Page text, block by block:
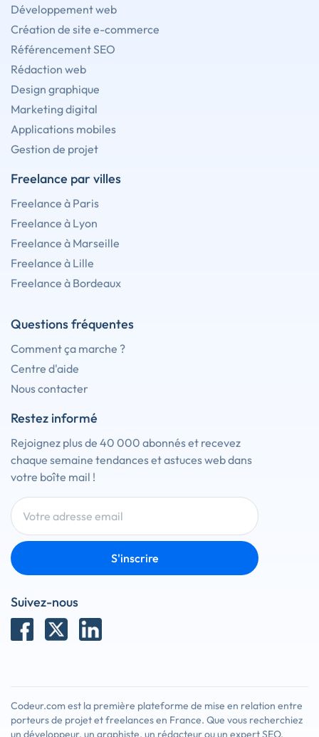
Développement web
Création de site e-commerce
Référencement SEO
Rédaction web
Design graphique
Marketing digital
Applications mobiles
Gestion de projet
Freelance par villes
Freelance à Paris
Freelance à Lyon
Freelance à Marseille
Freelance à Lille
Freelance à Bordeaux
Questions fréquentes
Comment ça marche ?
Centre d'aide
Nous contacter
Restez informé
Rejoignez plus de 40 000 abonnés et recevez
chaque semaine tendances et astuces web dans
votre boîte mail !
S'inscrire
Suivez-nous
Codeur.com est la première plateforme de mise en relation entre
porteurs de projet et freelances en France. Que vous recherchiez